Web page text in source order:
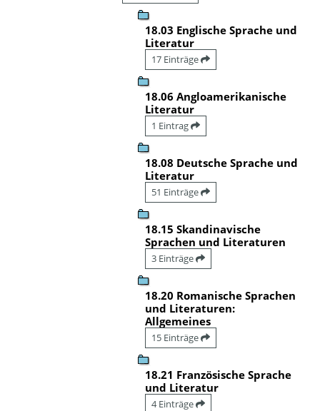
18.03 Englische Sprache und
Literatur
17 Einträge
18.06 Angloamerikanische
Literatur
1 Eintrag
18.08 Deutsche Sprache und
Literatur
51 Einträge
18.15 Skandinavische
Sprachen und Literaturen
3 Einträge
18.20 Romanische Sprachen
und Literaturen:
Allgemeines
15 Einträge
18.21 Französische Sprache
und Literatur
4 Einträge